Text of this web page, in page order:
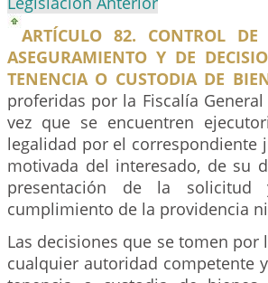
ARTÍCULO 82. CONTROL
ASEGURAMIENTO Y DE
TENENCIA O CUSTODIA DE
proferidas por la Fiscalía
vez que se encuentren
legalidad por el correspondiente
motivada del interesado, de su
presentación de la
cumplimiento de la providencia
Las decisiones que se tomen
cualquier autoridad competente